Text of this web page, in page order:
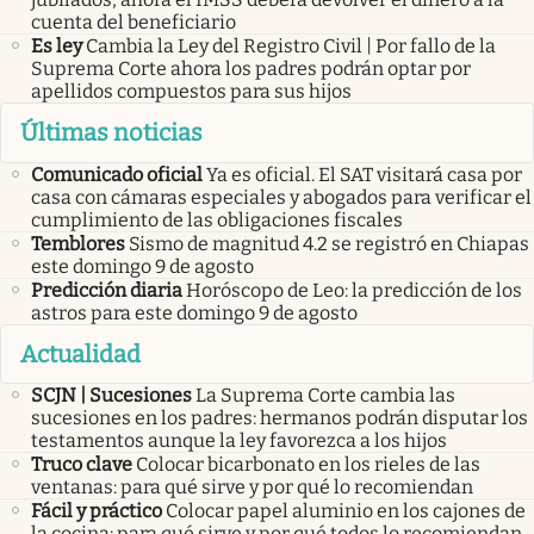
cuenta del beneficiario
Es ley Cambia la Ley del Registro Civil | Por fallo de la
Suprema Corte ahora los padres podrán optar por
apellidos compuestos para sus hijos
Últimas noticias
Comunicado oficialYa es oficial. El SAT visitará casa por
casa con cámaras especiales y abogados para verificar el
cumplimiento de las obligaciones fiscales
Temblores Sismo de magnitud 4.2 se registró en Chiapas
este domingo 9 de agosto
Predicción diariaHoróscopo de Leo: la predicción de los
astros para este domingo 9 de agosto
Actualidad
SCJN | SucesionesLa Suprema Corte cambia las
sucesiones en los padres: hermanos podrán disputar los
testamentos aunque la ley favorezca a los hijos
Truco clave Colocar bicarbonato en los rieles de las
ventanas: para qué sirve y por qué lo recomiendan
Fácil y práctico Colocar papel aluminio en los cajones de